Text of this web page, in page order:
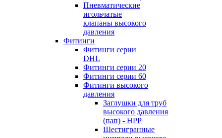
Пневматические
игольчатые
клапаны высокого
давления
Фитинги
Фитинги серии
DHL
Фитинги серии 20
Фитинги серии 60
Фитинги высокого
давления
Заглушки для труб
высокого давления
(пап) - HPP
Шестигранные